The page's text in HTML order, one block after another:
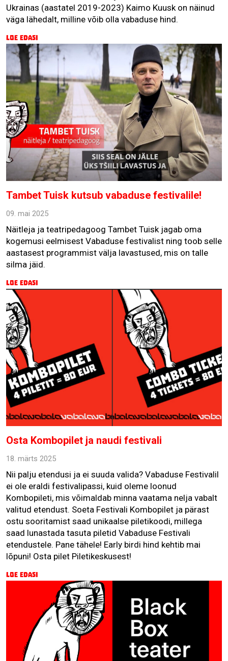
Ukrainas (aastatel 2019-2023) Kaimo Kuusk on näinud
väga lähedalt, milline võib olla vabaduse hind.
Loe edasi
Tambet Tuisk kutsub vabaduse festivalile!
09. mai 2025
Näitleja ja teatripedagoog Tambet Tuisk jagab oma
kogemusi eelmisest Vabaduse festivalist ning toob selle
aastasest programmist välja lavastused, mis on talle
silma jäid.
Loe edasi
Osta Kombopilet ja naudi festivali
18. märts 2025
Nii palju etendusi ja ei suuda valida? Vabaduse Festivalil
ei ole eraldi festivalipassi, kuid oleme loonud
Kombopileti, mis võimaldab minna vaatama nelja vabalt
valitud etendust. Soeta Festivali Kombopilet ja pärast
ostu sooritamist saad unikaalse piletikoodi, millega
saad lunastada tasuta piletid Vabaduse Festivali
etendustele. Pane tähele! Early birdi hind kehtib mai
lõpuni! Osta pilet Piletikeskusest!
Loe edasi